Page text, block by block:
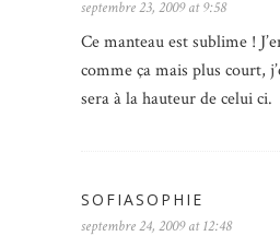
septembre 23, 2009 at 9:58
Ce manteau est sublime !
comme ça mais plus court,
sera à la hauteur de celui ci.
SOFIASOPHIE
septembre 24, 2009 at 12:48